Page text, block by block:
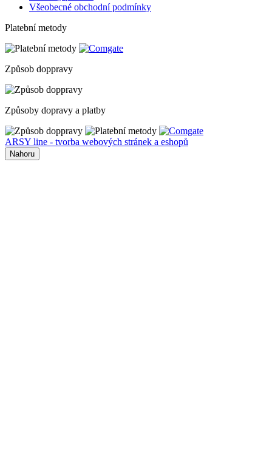
Všeobecné obchodní podmínky
Platební metody
Způsob doppravy
Způsoby dopravy a platby
ARSY line - tvorba webových stránek a eshopů
Nahoru